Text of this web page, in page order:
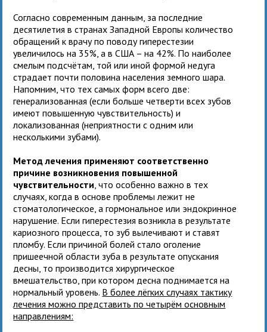
Согласно современным данным, за последние
десятилетия в странах Западной Европы количество
обращений к врачу по поводу гиперестезии
увеличилось на 35%, а в США – на 42%. По наиболее
смелым подсчётам, той или иной формой недуга
страдает почти половина населения земного шара.
Напомним, что тех самых форм всего две:
генерализованная (если больше четверти всех зубов
имеют повышенную чувствительность) и
локализованная (неприятности с одним или
несколькими зубами).
Метод лечения применяют соответственно
причине возникновения повышенной
чувствительности , что особенно важно в тех
случаях, когда в основе проблемы лежит не
стоматологическое, а гормональное или эндокринное
нарушение. Если гиперестезия возникла в результате
кариозного процесса, то зуб вылечивают и ставят
пломбу. Если причиной болей стало оголение
пришеечной области зуба в результате опускания
десны, то производится хирургическое
вмешательство, при котором десна поднимается на
нормальный уровень. В более лёгких случаях тактику
лечения можно представить по четырём основным
направлениям: